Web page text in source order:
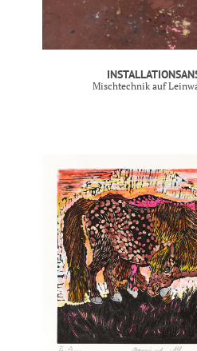
Mischtechnik auf